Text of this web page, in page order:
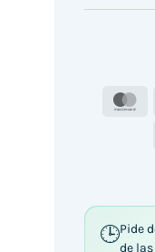
Pide
de las